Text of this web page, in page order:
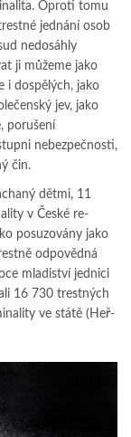
Oproti tomu
jednání osob
nedosáhly
ji můžeme jako
i dos­pělých, jako
jev, jako
porušení
nebezpečnosti,
čin.
dětmi, 11
v Čes­­ké re­
posuzovány jako
od­povědná
mladiství jednici
16 730 trestných
ve státě (Heř­